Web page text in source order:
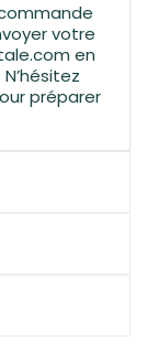
votre
en
préparer